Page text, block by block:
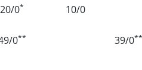
*
20/0 10/0
**
0 **
39/0